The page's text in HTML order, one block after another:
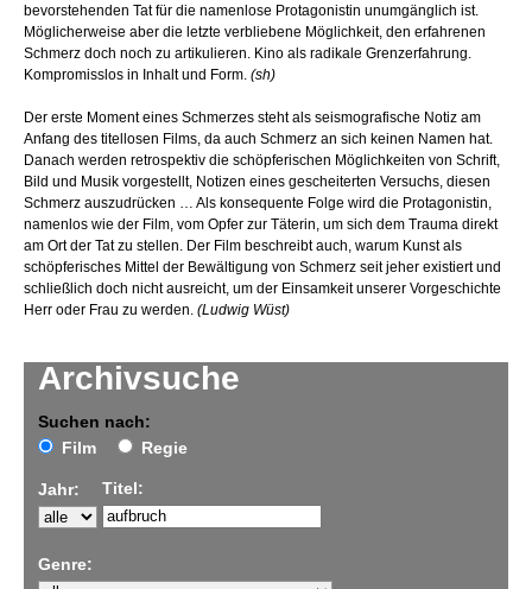
Archivsuche
Suchen nach:
Film
Regie
Jahr: Titel:
Genre:
bevorstehenden Tat für die namenlose Protagonistin unumgänglich ist.
Möglicherweise aber die letzte verbliebene Möglichkeit, den erfahrenen
Schmerz doch noch zu artikulieren. Kino als radikale Grenzerfahrung.
Kompromisslos in Inhalt und Form. (sh)
Der erste Moment eines Schmerzes steht als seismografische Notiz am
Anfang des titellosen Films, da auch Schmerz an sich keinen Namen hat.
Danach werden retrospektiv die schöpferischen Möglichkeiten von Schrift,
Bild und Musik vorgestellt, Notizen eines gescheiterten Versuchs, diesen
Schmerz auszudrücken … Als konsequente Folge wird die Protagonistin,
namenlos wie der Film, vom Opfer zur Täterin, um sich dem Trauma direkt
am Ort der Tat zu stellen. Der Film beschreibt auch, warum Kunst als
schöpferisches Mittel der Bewältigung von Schmerz seit jeher existiert und
schließlich doch nicht ausreicht, um der Einsamkeit unserer Vorgeschichte
Herr oder Frau zu werden. (Ludwig Wüst)